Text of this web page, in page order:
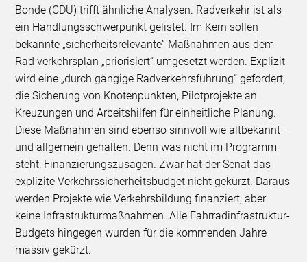
Bonde (CDU) trifft ähnliche Analysen. Radverkehr ist als
ein Handlungsschwerpunkt gelistet. Im Kern sollen
bekannte „sicherheitsrelevante“ Maßnahmen aus dem
Rad verkehrsplan „priorisiert“ umgesetzt werden. Explizit
wird eine „durch gängige Radverkehrsführung“ gefordert,
die Sicherung von Knotenpunkten, Pilotprojekte an
Kreuzungen und Arbeitshilfen für einheitliche Planung.
Diese Maßnahmen sind ebenso sinnvoll wie altbekannt –
und allgemein gehalten. Denn was nicht im Programm
steht: Finanzierungszusagen. Zwar hat der Senat das
explizite Verkehrssicherheitsbudget nicht gekürzt. Daraus
werden Projekte wie Verkehrsbildung finanziert, aber
keine Infrastrukturmaßnahmen. Alle Fahrradinfrastruktur-
Budgets hingegen wurden für die kommenden Jahre
massiv gekürzt.